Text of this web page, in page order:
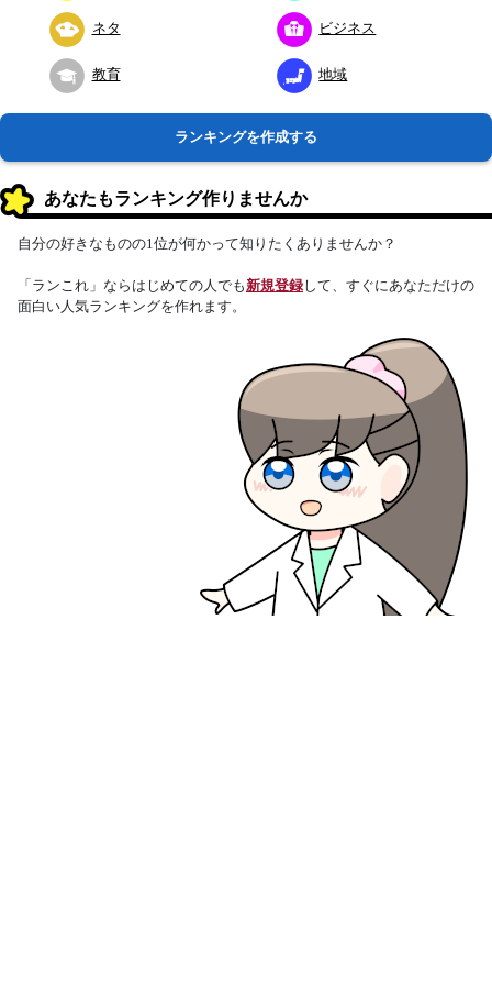
ネタ ビジネス
教育 地域
ランキングを作成する
あなたもランキング作りませんか
自分の好きなものの1位が何かって知りたくありませんか？
「ランこれ」ならはじめての人でも新規登録して、すぐにあなただけの
面白い人気ランキングを作れます。